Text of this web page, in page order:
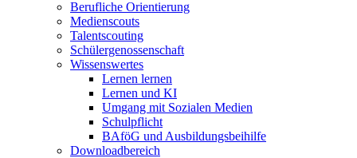
Berufliche Orientierung
Medienscouts
Talentscouting
Schüler­genossen­schaft
Wissenswertes
Lernen lernen
Lernen und KI
Umgang mit Sozialen Medien
Schulpflicht
BAföG und Ausbildungsbeihilfe
Downloadbereich